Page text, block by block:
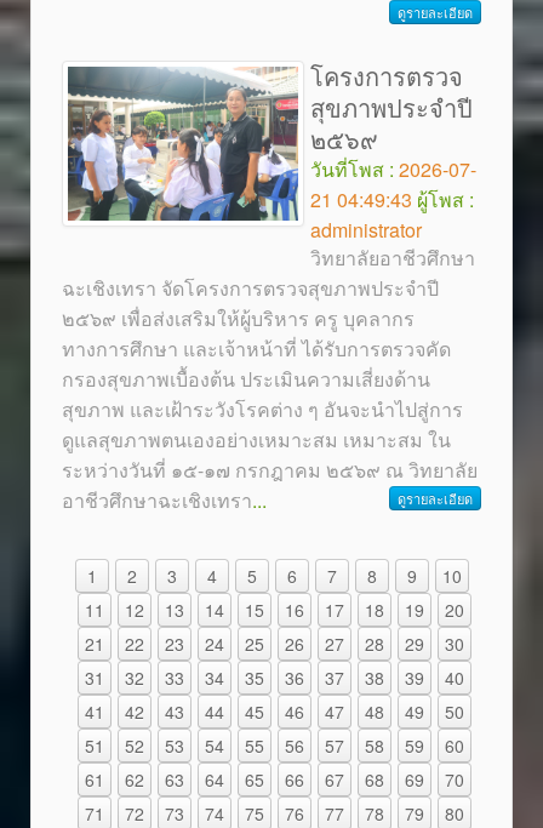
ดูรายละเอียด
โครงการตรวจ
สุขภาพประจำปี
๒๕๖๙
วันที่โพส : 2026-07-
21 04:49:43 ผู้โพส :
administrator
วิทยาลัยอาชีวศึกษา
ฉะเชิงเทรา จัดโครงการตรวจสุขภาพประจำปี
๒๕๖๙ เพื่อส่งเสริมให้ผู้บริหาร ครู บุคลากร
ทางการศึกษา และเจ้าหน้าที่ ได้รับการตรวจคัด
กรองสุขภาพเบื้องต้น ประเมินความเสี่ยงด้าน
สุขภาพ และเฝ้าระวังโรคต่าง ๆ อันจะนำไปสู่การ
ดูแลสุขภาพตนเองอย่างเหมาะสม เหมาะสม ใน
ระหว่างวันที่ ๑๕-๑๗ กรกฎาคม ๒๕๖๙ ณ วิทยาลัย
อาชีวศึกษาฉะเชิงเทรา... ดูรายละเอียด
1 2 3 4 5 6 7 8 9
10
11
12 13 14 15 16 17 18 19
20
21
22 23 24 25 26 27 28 29
30
31
32 33 34 35 36 37 38 39
40
41
42 43 44 45 46 47 48 49
50
51
52 53 54 55 56 57 58 59
60
61
62 63 64 65 66 67 68 69
70
71
72 73 74 75 76 77 78 79
80